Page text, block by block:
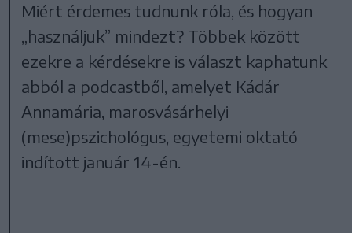
Miért érdemes tudnunk róla, és hogyan
„használjuk” mindezt? Többek között
ezekre a kérdésekre is választ kaphatunk
abból a podcastből, amelyet Kádár
Annamária, marosvásárhelyi
(mese)pszichológus, egyetemi oktató
indított január 14-én.